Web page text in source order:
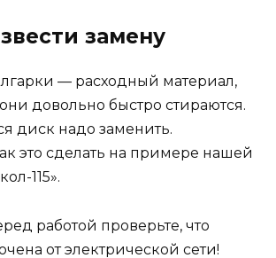
замену
— расходный материал,
довольно быстро стираются.
диск надо заменить.
это сделать на примере нашей
115».
работой проверьте, что
от электрической сети!